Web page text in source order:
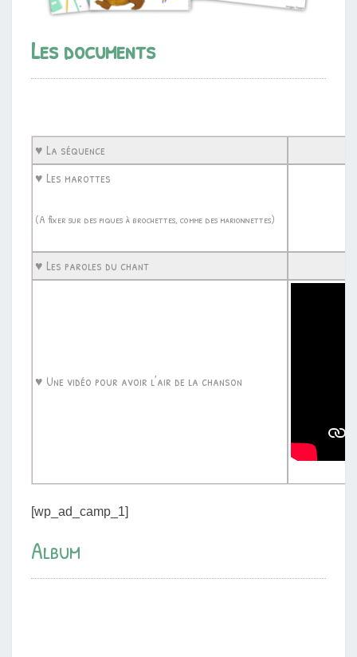
Les documents
♥ La séquence
♥ Les marottes
(A fixer sur des piques à brochettes, comme des marionnettes)
♥ Les paroles du chant
♥ Une vidéo pour avoir l’air de la chanson
[wp_ad_camp_1]
Album